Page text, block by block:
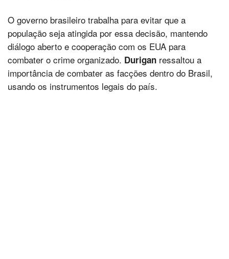
O governo brasileiro trabalha para evitar que a
população seja atingida por essa decisão, mantendo
diálogo aberto e cooperação com os EUA para
combater o crime organizado. Durigan ressaltou a
importância de combater as facções dentro do Brasil,
usando os instrumentos legais do país.